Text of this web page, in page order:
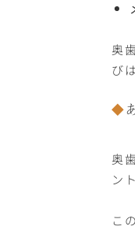
奥
び
奥
ン
こ